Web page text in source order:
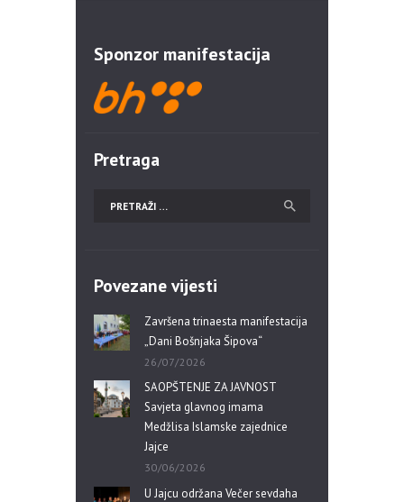
Sponzor manifestacija
Pretraga
Povezane vijesti
Završena trinaesta manifestacija
„Dani Bošnjaka Šipova“
26/07/2026
SAOPŠTENJE ZA JAVNOST
Savjeta glavnog imama
Medžlisa Islamske zajednice
Jajce
30/06/2026
U Jajcu održana Večer sevdaha